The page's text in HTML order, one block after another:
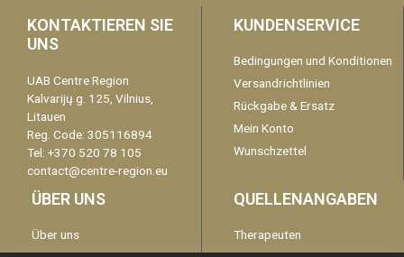
KONTAKTIEREN SIE
UNS
UAB Centre Region
Kalvarijų g. 125, Vilnius,
Litauen
Reg. Code: 305116894
Tel: +370 520 78 105
contact@centre-region.eu
KUNDENSERVICE
Bedingungen und Konditionen
Versandrichtlinien
Rückgabe & Ersatz
Mein Konto
Wunschzettel
ÜBER UNS
Über uns
QUELLENANGABEN
Therapeuten